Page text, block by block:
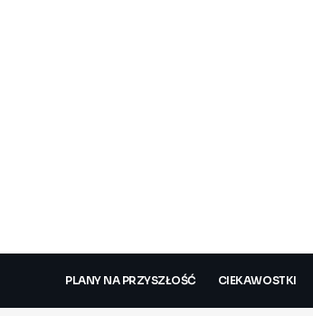
PLANY NA PRZYSZŁOŚĆ CIEKAWOSTKI